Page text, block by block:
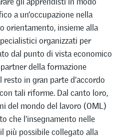
a un’occupazione nella
orientamento, insieme alla
organizzati per
dal punto di vista economico
della formazione
in gran parte d’accordo
tali riforme. Dal canto loro,
del mondo del lavoro (OML)
che l’insegnamento nelle
più possibile collegato alla